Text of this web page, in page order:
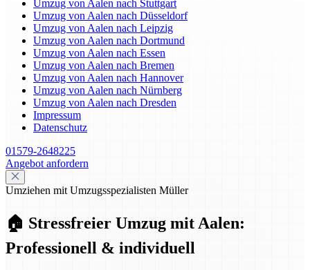
Umzug von Aalen nach Stuttgart
Umzug von Aalen nach Düsseldorf
Umzug von Aalen nach Leipzig
Umzug von Aalen nach Dortmund
Umzug von Aalen nach Essen
Umzug von Aalen nach Bremen
Umzug von Aalen nach Hannover
Umzug von Aalen nach Nürnberg
Umzug von Aalen nach Dresden
Impressum
Datenschutz
01579-2648225
Angebot anfordern
Umziehen mit Umzugsspezialisten Müller
🏠 Stressfreier Umzug mit Aalen:
Professionell & individuell